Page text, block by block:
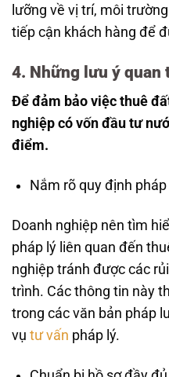
lưỡng về vị trí, môi
tiếp cận khách hàng để
4. Những lưu ý quan
Để đảm bảo việc thuê
nghiệp có vốn đầu tư
điểm.
Nắm rõ quy định pháp
Doanh nghiệp nên tìm
pháp lý liên quan đến
nghiệp tránh được các
trình. Các thông tin này
trong các văn bản pháp
vụ tư vấn pháp lý.